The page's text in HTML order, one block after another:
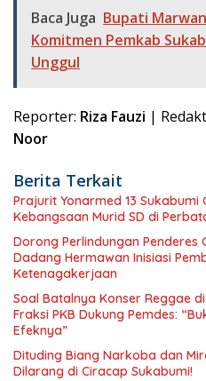
Baca Juga Bupati
Komitmen Pemkab
Unggul
Reporter: Riza Fauzi |
Noor
Berita Terkait
Prajurit Yonarmed 13 Sukabumi
Kebangsaan Murid SD di
Dorong Perlindungan Penderes
Dadang Hermawan Inisiasi
Ketenagakerjaan
Soal Batalnya Konser Reggae
Fraksi PKB Dukung Pemdes:
Efeknya”
Dituding Biang Narkoba dan
Dilarang di Ciracap Sukabumi!